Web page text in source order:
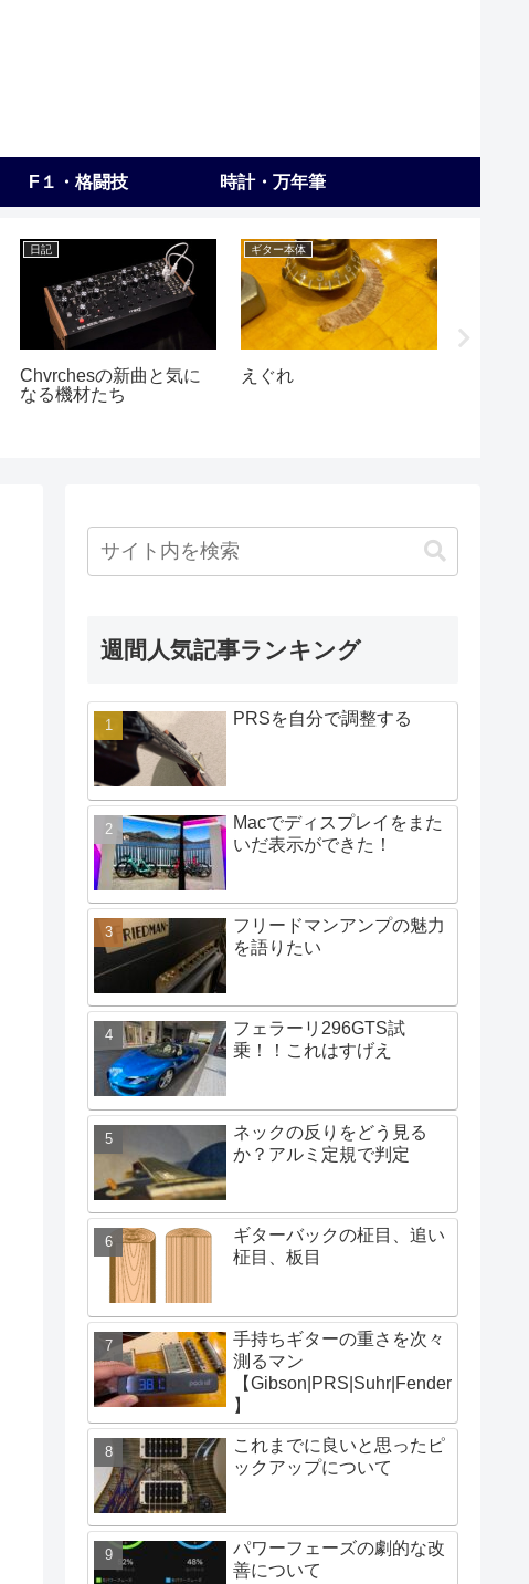
F１・格闘技 時計・万年筆
日記
Chvrchesの新曲と気に
なる機材たち
ギター本体
えぐれ
週間人気記事ランキング
PRSを自分で調整する
Macでディスプレイをまた
いだ表示ができた！
フリードマンアンプの魅力
を語りたい
フェラーリ296GTS試
乗！！これはすげえ
ネックの反りをどう見る
か？アルミ定規で判定
ギターバックの柾目、追い
柾目、板目
手持ちギターの重さを次々
測るマン
【Gibson|PRS|Suhr|Fender
】
これまでに良いと思ったピ
ックアップについて
パワーフェーズの劇的な改
善について